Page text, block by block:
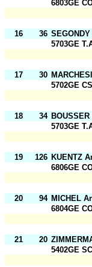
6803GE
16
36
5703GE
17
30
5702GE
18
34
5703GE
19
126 KUENTZ
6806GE
20
94 MICHEL
6804GE
21
20
5402GE